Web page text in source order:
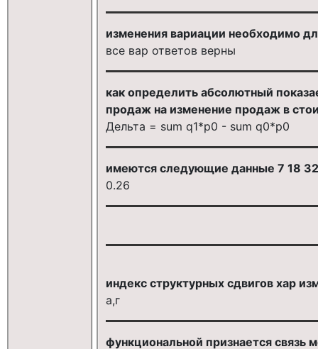
изменения вариации необходимо
все вар ответов верны
как определить абсолютный
продаж на изменение продаж в
Дельта = sum q1*p0 - sum q0*p0
имеются следующие данные 7 18
0.26
индекс структурных сдвигов хар
а,г
функциональной признается связь